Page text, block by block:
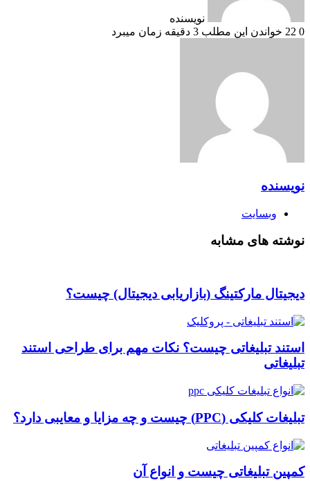
نویسنده
0
خواندن این مطلب 3 دقیقه زمان میبرد
نویسنده
وبسایت
نوشته های مشابه
دیجیتال مارکتینگ (بازاریابی دیجیتال) چیست؟
استند تبلیغاتی چیست؟ نکات مهم برای طراحی استند
تبلیغاتی
تبلیغات کلیکی (PPC) چیست و چه مزایا و معایبی دارد؟
کمپین تبلیغاتی چیست و انواع آن